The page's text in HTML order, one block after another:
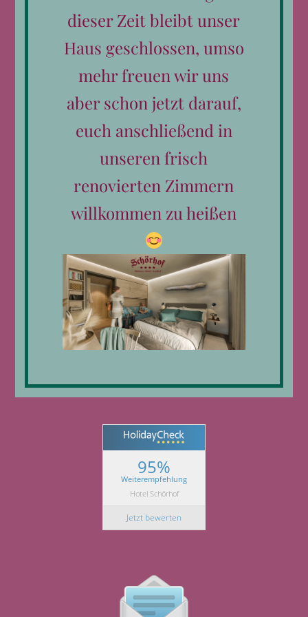
Telefon: 0043 6582 792
E-Mail:
hotel@schoerhof.at
Datenschutzerklärung
95%
Weiterempfehlung
Hotel Schörhof
Jetzt bewerten
dieser Zeit bleibt unser
Haus geschlossen, umso
mehr freuen wir uns
aber schon jetzt darauf,
euch anschließend in
unseren frisch
renovierten Zimmern
willkommen zu heißen